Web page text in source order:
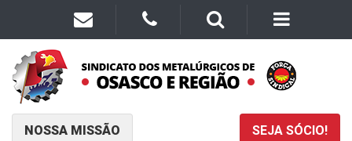
NOSSA MISSÃO SEJA SÓCIO!